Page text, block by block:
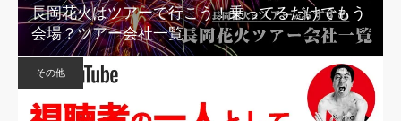
長岡花火はツアーで行こう！乗ってるだけでもう
会場？ツアー会社一覧
その他